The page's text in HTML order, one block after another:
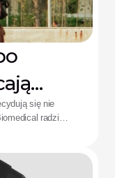
się nie
radzi